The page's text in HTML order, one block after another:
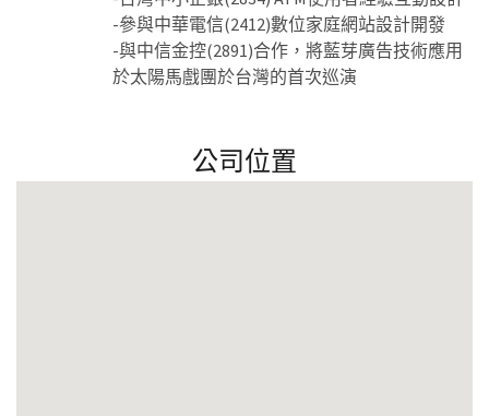
-參與中華電信(2412)數位家庭網站設計開發
-與中信金控(2891)合作，將藍芽廣告技術應用
於太陽馬戲團於台灣的首次巡演
公司位置